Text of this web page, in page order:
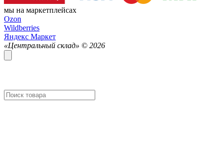
мы на маркетплейсах
Ozon
Wildberries
Яндекс Маркет
«Центральный склад» © 2026